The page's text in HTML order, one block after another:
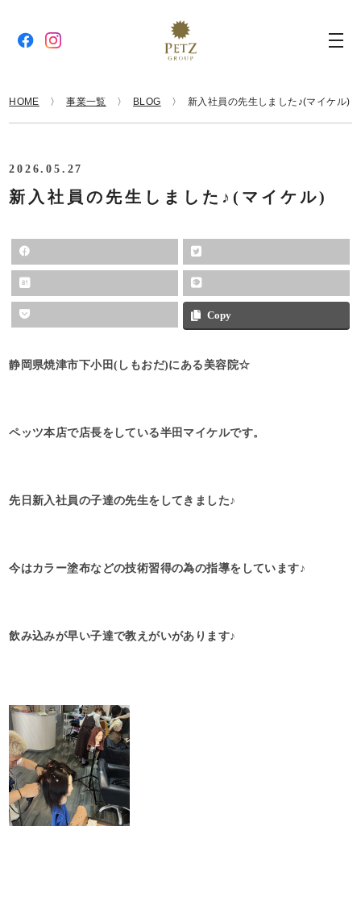
HOME 事業一覧 BLOG 新入社員の先生しました♪(マイケル)
2026.05.27
新入社員の先生しました♪(マイケル)
Copy
静岡県焼津市下小田(しもおだ)にある美容院☆
ペッツ本店で店長をしている半田マイケルです。
先日新入社員の子達の先生をしてきました♪
今はカラー塗布などの技術習得の為の指導をしています♪
飲み込みが早い子達で教えがいがあります♪